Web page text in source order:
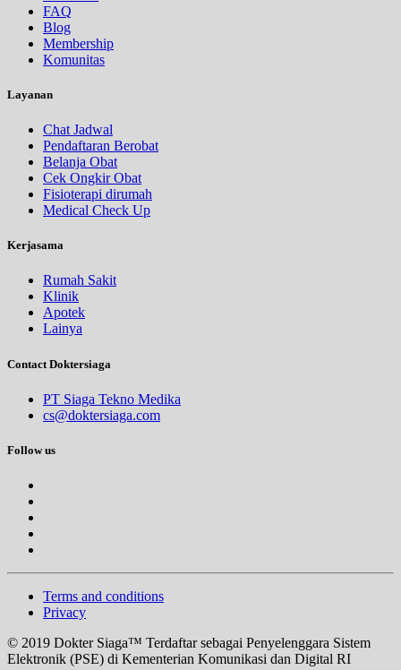
FAQ
Blog
Membership
Komunitas
Layanan
Chat Jadwal
Pendaftaran Berobat
Belanja Obat
Cek Ongkir Obat
Fisioterapi dirumah
Medical Check Up
Kerjasama
Rumah Sakit
Klinik
Apotek
Lainya
Contact Doktersiaga
PT Siaga Tekno Medika
cs@doktersiaga.com
Follow us
Terms and conditions
Privacy
© 2019 Dokter Siaga™ Terdaftar sebagai Penyelenggara Sistem
Elektronik (PSE) di Kementerian Komunikasi dan Digital RI